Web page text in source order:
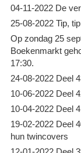
04-11-2022 De
25-08-2022 Tip,
Op zondag 25
Boekenmarkt
17:30.
24-08-2022 Deel
10-06-2022 Deel
10-04-2022 Deel
19-02-2022 Deel
hun twincovers